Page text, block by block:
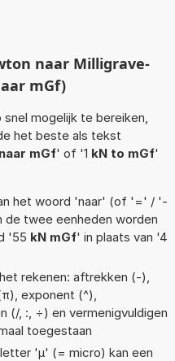
naar Milligrave-
mGf)
mogelijk te bereiken,
het beste als tekst
mGf' of '1 kN to mGf'
het woord 'naar' (of '=' / '-
de twee eenheden worden
'55 kN mGf' in plaats van '4
rekenen: aftrekken (-),
exponent (^),
(/, :, ÷) en vermenigvuldigen
toegestaan
'µ' (= micro) kan een